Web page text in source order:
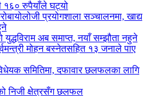
१६० रुपैयाँले घट्यो
प्रयोगशाला सञ्चालनमा, खाद्य
युद्धविराम अब समाप्त, नयाँ सम्झौता नहुने
मोहन बस्नेतसहित १३ जनाले पाए
समितिमा, दफावार छलफलका लागि
निजी क्षेत्रसँग छलफल